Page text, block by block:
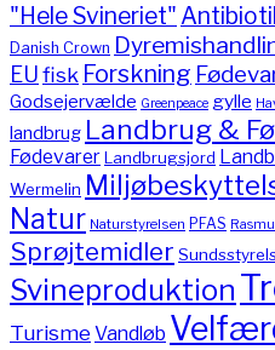
"Hele Svineriet"
Danish Crown
EUfisk Forskning
Godsejervælde Greenpeace gylle
landbrug Landbrug &
FødevarerLandbrugsjord
Wermelin
Natur Naturstyrelsen PFAS
Sprøjtemidler
Svineproduktion
TurismeVandløb